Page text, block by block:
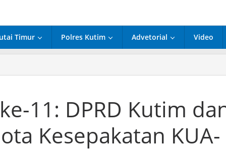
Timur Polres Kutim Advetorial Video
11: DPRD Kutim
Kesepakatan KUA-